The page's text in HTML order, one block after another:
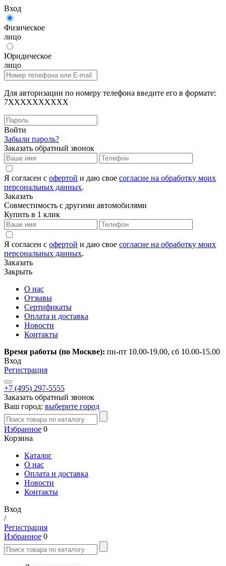
Вход
Физическое
лицо
Юридическое
лицо
Для авторизации по номеру телефона введите его в формате:
7XXXXXXXXXX
Войти
Забыли пароль?
Заказать обратный звонок
Я согласен с офертой и даю свое согласие на обработку моих
персональных данных.
Заказать
Совместимость с другими автомобилями
Купить в 1 клик
Я согласен с офертой и даю свое согласие на обработку моих
персональных данных.
Заказать
Закрыть
О нас
Отзывы
Сертификаты
Оплата и доставка
Новости
Контакты
Время работы (по Москве): пн-пт 10.00-19.00, сб 10.00-15.00
Вход
Регистрация
+7 (495) 297-5555
Заказать обратный звонок
Ваш город: выберите город
Избранное 0
Корзина
Каталог
О нас
Оплата и доставка
Новости
Контакты
Вход
/
Регистрация
Избранное 0